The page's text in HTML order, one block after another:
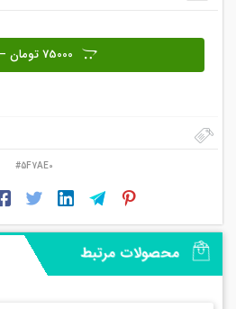
75000 تومان – خرید
#5F7AE0
محصولات مرتبط